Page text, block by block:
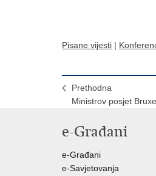
Pisane vijesti |
Prethodna
Ministrov posjet
e-Građani
e-Građani
e-Savjetovanja